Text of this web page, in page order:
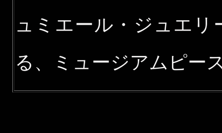
ュミエール・ジュエ
る、ミュージアムピー